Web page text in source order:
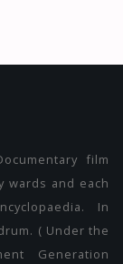
film
wards and each
In
( Under the
Generation